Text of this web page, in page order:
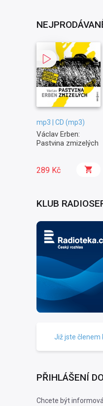
mp3 | CD (mp3)
Václav Erben:
Pastvina zmizelých
289 Kč
KLUB
Již jste členem
PŘIHLÁŠENÍ
Chcete být